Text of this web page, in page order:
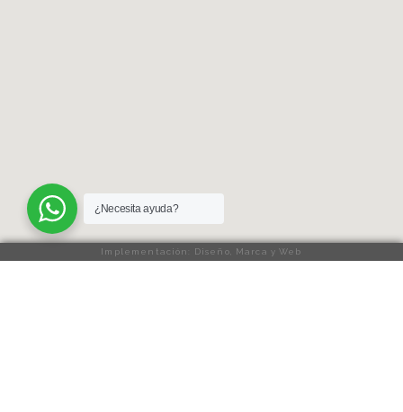
¿Necesita ayuda?
Implementación: Diseño, Marca y Web